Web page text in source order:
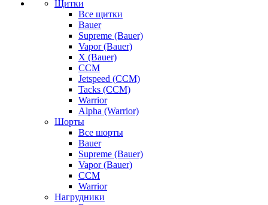
Щитки
Все щитки
Bauer
Supreme (Bauer)
Vapor (Bauer)
X (Bauer)
CCM
Jetspeed (CCM)
Tacks (CCM)
Warrior
Alpha (Warrior)
Шорты
Все шорты
Bauer
Supreme (Bauer)
Vapor (Bauer)
CCM
Warrior
Нагрудники